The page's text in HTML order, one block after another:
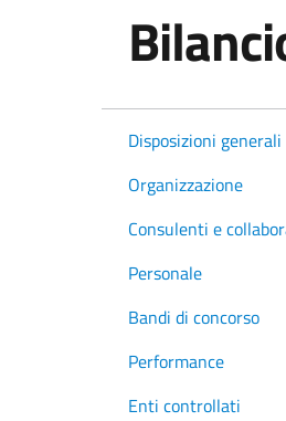
Disposizioni generali
Organizzazione
Consulenti e
Personale
Bandi di concorso
Performance
Enti controllati